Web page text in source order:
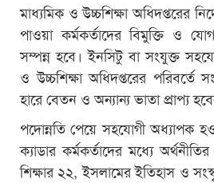
মাধ্যমিক ও উচ্চশিক্ষা অধিদপ্তরের
পাওয়া কর্মকর্তাদের বিমুক্তি ও
সম্পন্ন হবে। ইনসিটু বা সংযুক্ত
ও উচ্চশিক্ষা অধিদপ্তরের পরিবর্তে
হারে বেতন ও অন্যান্য ভাতা প্রাপ্য
পদোন্নতি পেয়ে সহযোগী অধ্যাপক
ক্যাডার কর্মকর্তাদের মধ্যে
শিক্ষার ২২, ইসলামের ইতিহাস ও